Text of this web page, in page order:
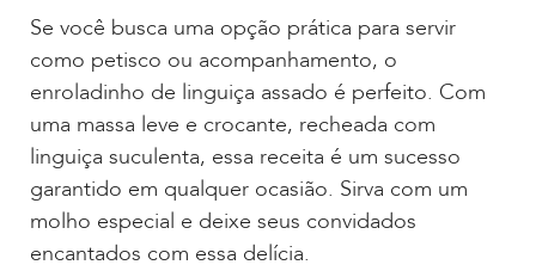
Se você busca uma opção prática para servir
como petisco ou acompanhamento, o
enroladinho de linguiça assado é perfeito. Com
uma massa leve e crocante, recheada com
linguiça suculenta, essa receita é um sucesso
garantido em qualquer ocasião. Sirva com um
molho especial e deixe seus convidados
encantados com essa delícia.